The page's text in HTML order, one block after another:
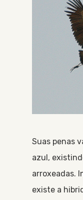
Suas penas
azul,
arroxeadas.
existe a